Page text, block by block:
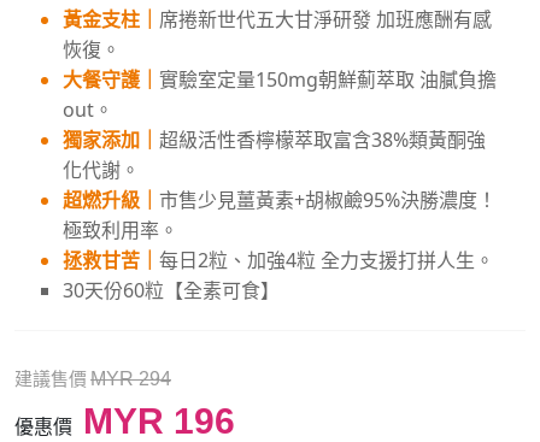
黃金支柱｜ 席捲新世代五大甘淨研發 加班應酬有感
恢復。
大餐守護｜ 實驗室定量150mg朝鮮薊萃取 油膩負擔
out。
獨家添加｜ 超級活性香檸檬萃取富含38%類黃酮強
化代謝。
超燃升級｜ 市售少見薑黃素+胡椒鹼95%決勝濃度！
極致利用率。
拯救甘苦｜ 每日2粒、加強4粒 全力支援打拼人生。
30天份60粒【全素可食】
建議售價 MYR 294
優惠價 MYR 196